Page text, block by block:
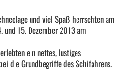
und viel Spaß herrschten am
und 15. Dezember 2013 am
ein nettes, lustiges
die Grundbegriffe des Schifahrens.